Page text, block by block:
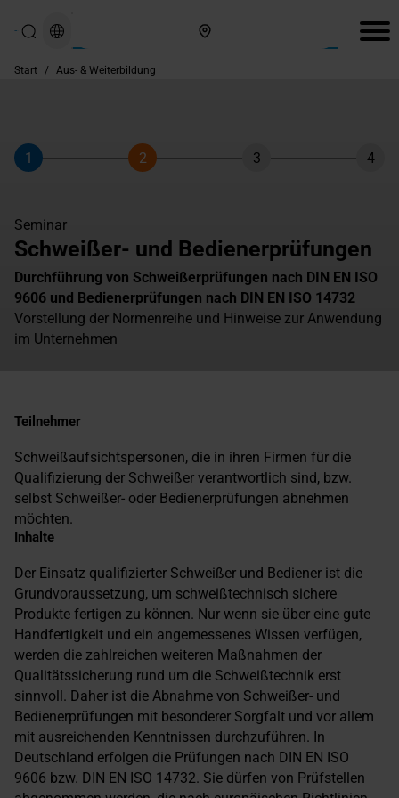
Start / Aus- & Weiterbildung
Schritt
1
Schritt
2
Schritt
3 4
Seminar
Schweißer- und Bedienerprüfungen
Durchführung von Schweißerprüfungen nach DIN EN ISO
9606 und Bedienerprüfungen nach DIN EN ISO 14732
Vorstellung der Normenreihe und Hinweise zur Anwendung
im Unternehmen
Teilnehmer
Schweißaufsichtspersonen, die in ihren Firmen für die
Qualifizierung der Schweißer verantwortlich sind, bzw.
selbst Schweißer- oder Bedienerprüfungen abnehmen
möchten.
Inhalte
Der Einsatz qualifizierter Schweißer und Bediener ist die
Grundvoraussetzung, um schweißtechnisch sichere
Produkte fertigen zu können. Nur wenn sie über eine gute
Handfertigkeit und ein angemessenes Wissen verfügen,
werden die zahlreichen weiteren Maßnahmen der
Qualitätssicherung rund um die Schweißtechnik erst
sinnvoll. Daher ist die Abnahme von Schweißer- und
Bedienerprüfungen mit besonderer Sorgfalt und vor allem
mit ausreichenden Kenntnissen durchzuführen. In
Deutschland erfolgen die Prüfungen nach DIN EN ISO
9606 bzw. DIN EN ISO 14732. Sie dürfen von Prüfstellen